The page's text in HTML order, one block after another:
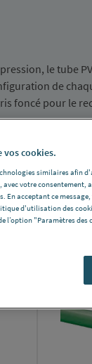
le tube
de
foncé pour le
vos cookies.
similaires afin
votre consentement,
acceptant ce
d'utilisation des
l’option "Paramètres des